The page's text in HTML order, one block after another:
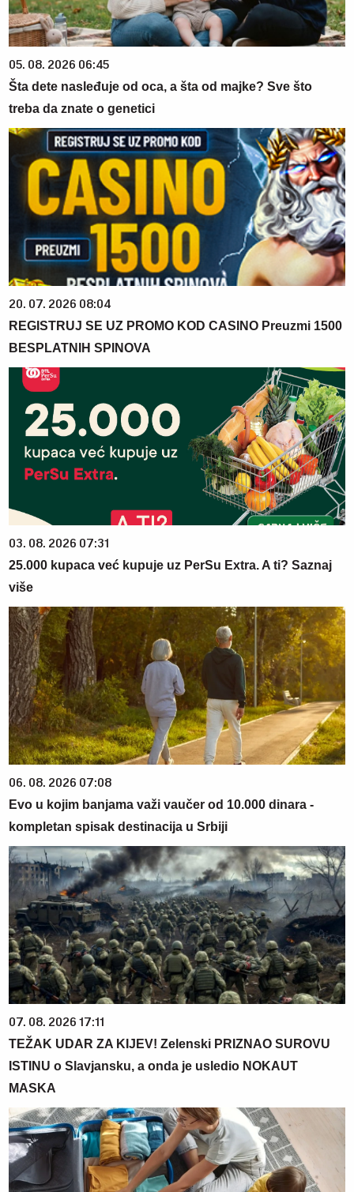
05. 08. 2026 06:45
Šta dete nasleđuje od oca, a šta od majke? Sve što
treba da znate o genetici
20. 07. 2026 08:04
REGISTRUJ SE UZ PROMO KOD CASINO Preuzmi 1500
BESPLATNIH SPINOVA
03. 08. 2026 07:31
25.000 kupaca već kupuje uz PerSu Extra. A ti? Saznaj
više
06. 08. 2026 07:08
Evo u kojim banjama važi vaučer od 10.000 dinara -
kompletan spisak destinacija u Srbiji
07. 08. 2026 17:11
TEŽAK UDAR ZA KIJEV! Zelenski PRIZNAO SUROVU
ISTINU o Slavjansku, a onda je usledio NOKAUT
MASKA